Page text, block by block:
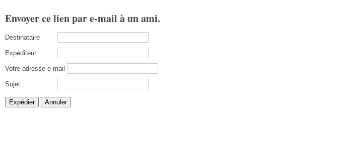
Envoyer ce lien par e-mail à un ami.
Destinataire
Expéditeur
Votre adresse e-mail
Sujet
Expédier Annuler